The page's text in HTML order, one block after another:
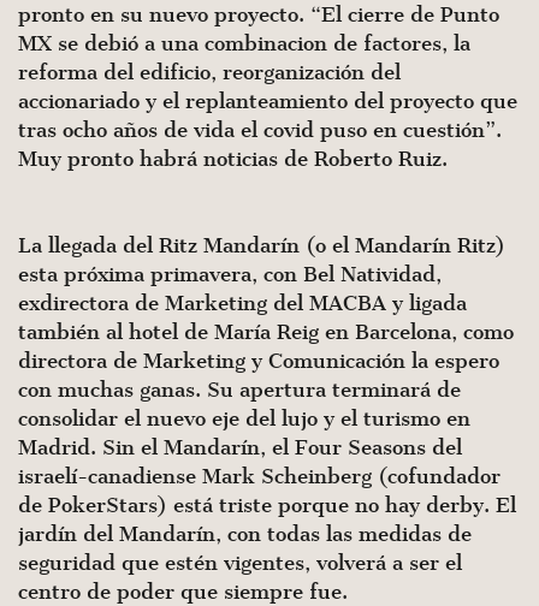
pronto en su nuevo proyecto. “El cierre de Punto
MX se debió a una combinacion de factores, la
reforma del edificio, reorganización del
accionariado y el replanteamiento del proyecto que
tras ocho años de vida el covid puso en cuestión”.
Muy pronto habrá noticias de Roberto Ruiz.
La llegada del Ritz Mandarín (o el Mandarín Ritz)
esta próxima primavera, con Bel Natividad,
exdirectora de Marketing del MACBA y ligada
también al hotel de María Reig en Barcelona, como
directora de Marketing y Comunicación la espero
con muchas ganas. Su apertura terminará de
consolidar el nuevo eje del lujo y el turismo en
Madrid. Sin el Mandarín, el Four Seasons del
israelí-canadiense Mark Scheinberg (cofundador
de PokerStars) está triste porque no hay derby. El
jardín del Mandarín, con todas las medidas de
seguridad que estén vigentes, volverá a ser el
centro de poder que siempre fue.